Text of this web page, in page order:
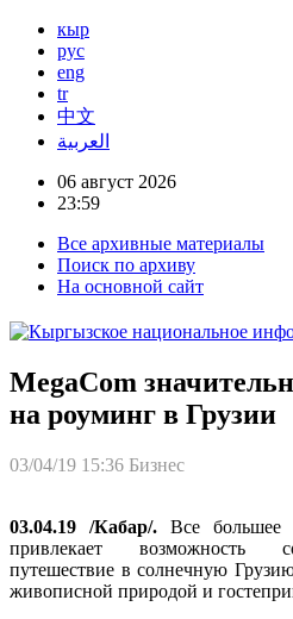
кыр
рус
eng
tr
中文
العربية
06 август 2026
23:59
Все архивные материалы
Поиск по архиву
На основной сайт
MegaCom
на роуминг в Грузии
03/04/19 15:36 Бизнес
03.04.19 /Кабар/. Все большее
привлекает возможность
путешествие в солнечную
живописной природой и